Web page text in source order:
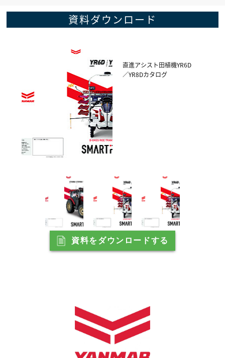
資料ダウンロード
直進アシスト田植機YR6D
／YR8Dカタログ
資料をダウンロードする